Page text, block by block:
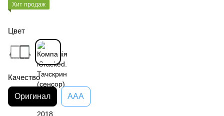
Хит продаж
Цвет
Качество
Оригинал AAA